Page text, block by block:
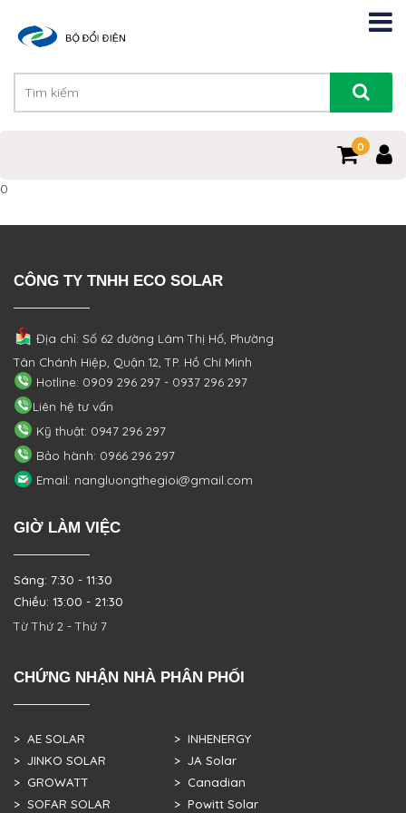
0
0
CÔNG TY TNHH ECO SOLAR
Địa chỉ: Số 62 đường Lâm Thị Hố, Phường
Tân Chánh Hiệp, Quận 12, TP. Hồ Chí Minh
Hotline: 0909 296 297 - 0937 296 297
Liên hệ tư vấn
Kỹ thuật: 0947 296 297
Bảo hành: 0966 296 297
Email: nangluongthegioi@gmail.com
GIỜ LÀM VIỆC
Sáng: 7:30 - 11:30
Chiều: 13:00 - 21:30
Từ Thứ 2 - Thứ 7
CHỨNG NHẬN NHÀ PHÂN PHỐI
> AE SOLAR
> JINKO SOLAR
> GROWATT
> SOFAR SOLAR
> INHENERGY
> JA Solar
> Canadian
> Powitt Solar